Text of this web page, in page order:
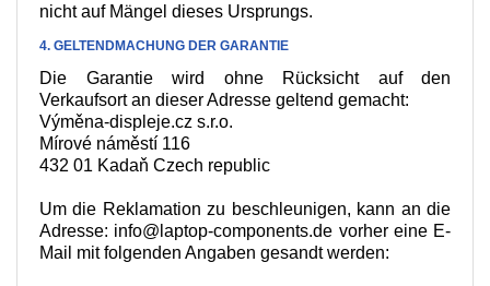
nicht auf Mängel dieses Ursprungs.
4. GELTENDMACHUNG DER GARANTIE
Die Garantie wird ohne Rücksicht auf den
Verkaufsort an dieser Adresse geltend gemacht:
Výměna-displeje.cz s.r.o.
Mírové náměstí 116
432 01 Kadaň Czech republic
Um die Reklamation zu beschleunigen, kann an die
Adresse: info@laptop-components.de vorher eine E-
Mail mit folgenden Angaben gesandt werden: